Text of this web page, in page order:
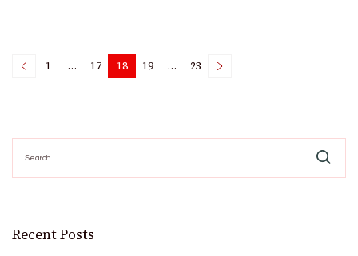
Posts
Page
1 … Page
17 Page
18 Page
19 … Page
23
for:
Recent Posts